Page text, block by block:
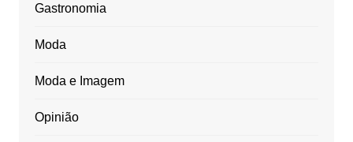
Gastronomia
Moda
Moda e Imagem
Opinião